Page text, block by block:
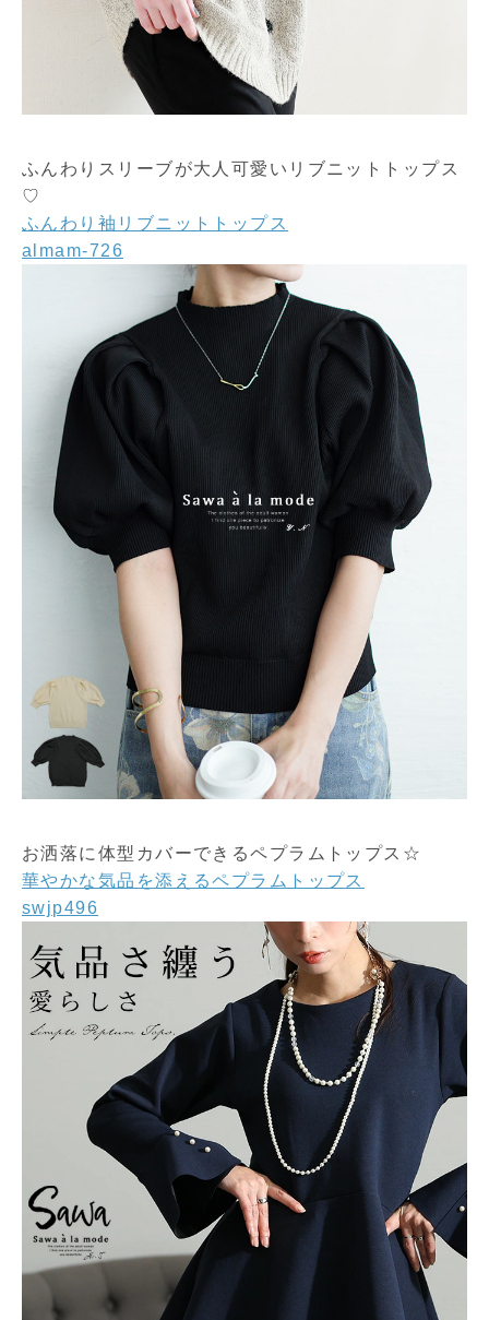
ふんわりスリーブが大人可愛いリブニットトップス
♡
ふんわり袖リブニットトップス
almam-726
お洒落に体型カバーできるペプラムトップス☆
華やかな気品を添えるペプラムトップス
swjp496